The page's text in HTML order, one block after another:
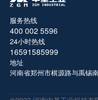
服务热线
400 002 5596
24小时热线
16591585999
地址
河南省郑州市棋源路与禹锡